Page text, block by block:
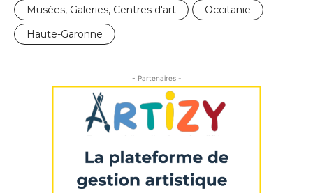
Nom
Statut / Organisation
termes et conditions
Musées, Galeries, Centres d'art
Occitanie
Haute-Garonne
- Partenaires -